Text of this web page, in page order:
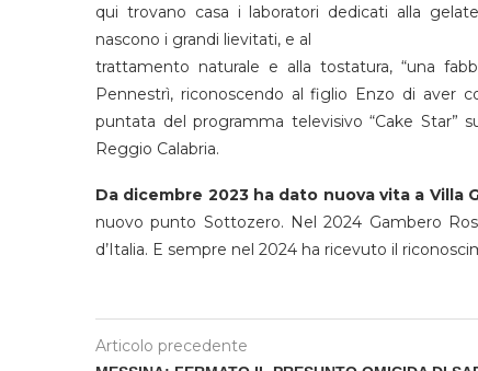
qui trovano casa i laboratori dedicati alla
nascono i grandi lievitati, e al
trattamento naturale e alla tostatura, “una
Pennestrì, riconoscendo al figlio Enzo di aver
puntata del programma televisivo “Cake Star”
Reggio Calabria.
Da dicembre 2023 ha dato nuova vita a Villa
nuovo punto Sottozero. Nel 2024 Gambero
d’Italia. E sempre nel 2024 ha ricevuto il
Articolo precedente